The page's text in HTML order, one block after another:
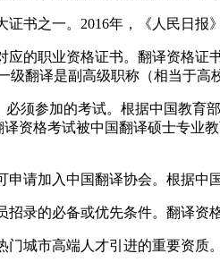
证书之一。2016年，《人民日报
应的职业资格证书。翻译资格证
级翻译是副高级职称（相当于高
须参加的考试。根据中国教育
译资格考试被中国翻译硕士专业
申请加入中国翻译协会。根据中
招录的必备或优先条件。翻译资
门城市高端人才引进的重要资质